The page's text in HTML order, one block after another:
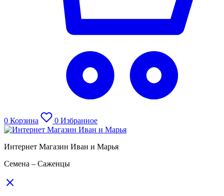
0 Корзина 0 Избранное
Интернет Магазин Иван и Марья
Семена – Саженцы